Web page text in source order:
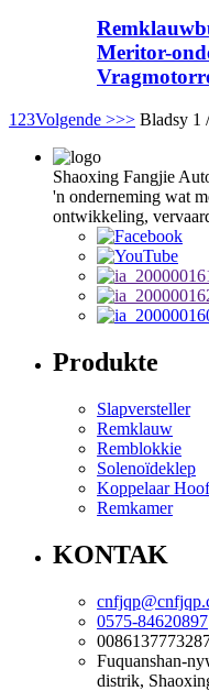
Meritor-
1 23Volgende >>> Bladsy 1
Shaoxing Fangjie
'n onderneming wat
ontwikkeling,
Produkte
Slapversteller
Remklauw
Remblokkie
Solenoïdeklep
Koppelaar
Remkamer
KONTAK
0575-84620897
Fuquanshan-
distrik,